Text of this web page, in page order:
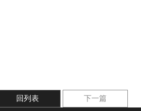
回列表 下一篇